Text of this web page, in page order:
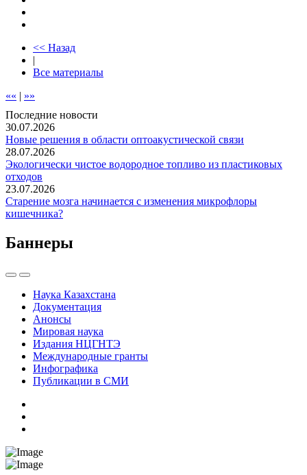
<< Назад
|
Все материалы
«« | »»
Последние новости
30.07.2026
Новые решения в области оптоакустической связи
28.07.2026
Экологически чистое водородное топливо из пластиковых
отходов
23.07.2026
Старение мозга начинается с изменения микрофлоры
кишечника?
Баннеры
Наука Казахстана
Документация
Анонсы
Мировая наука
Издания НЦГНТЭ
Международные гранты
Инфографика
Публикации в СМИ